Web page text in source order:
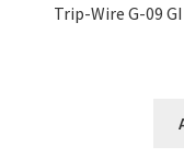
Trip-Wire G-09